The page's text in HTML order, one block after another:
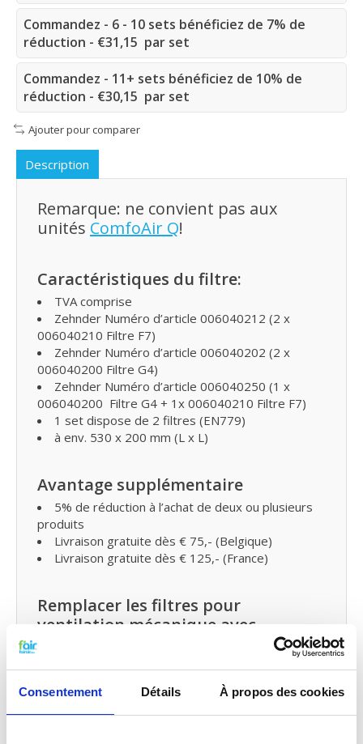
Consentement Détails À propos des cookies
Commandez - 6 - 10 sets bénéficiez de 7% de
réduction - €31,15 par set
Commandez - 11+ sets bénéficiez de 10% de
réduction - €30,15 par set
Ajouter pour comparer
Description
Remarque: ne convient pas aux
unités ComfoAir Q!
Caractéristiques du filtre:
TVA comprise
Zehnder Numéro d’article 006040212 (2 x
006040210 Filtre F7)
Zehnder Numéro d’article 006040202 (2 x
006040200 Filtre G4)
Zehnder Numéro d’article 006040250 (1 x
006040200 Filtre G4 + 1x 006040210 Filtre F7)
1 set dispose de 2 filtres (EN779)
à env. 530 x 200 mm (L x L)
Avantage supplémentaire
5% de réduction à l’achat de deux ou plusieurs
produits
Livraison gratuite dès € 75,- (Belgique)
Livraison gratuite dès € 125,- (France)
Remplacer les filtres pour
ventilation mécanique avec
récupération de chaleur et petit
Vous pouvez facilement remplacer et remettre les
filtres VMC de fairair pour Zehnder ComfoAir 350-
450-550 vous-même dans votre ventilation